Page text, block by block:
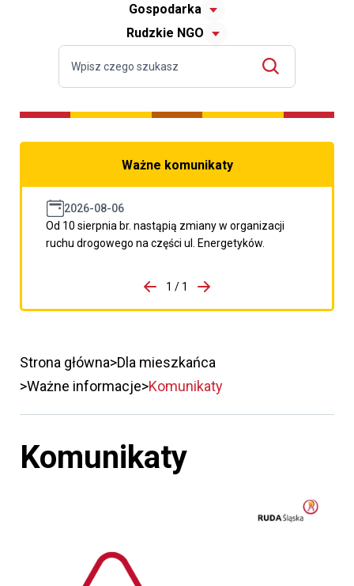
Gospodarka
Rudzkie NGO
Ważne komunikaty
2026-08-06
Od 10 sierpnia br. nastąpią zmiany w organizacji
ruchu drogowego na części ul. Energetyków.
porzpedniego komunikatu
1 / 1
Przejdź do następnego
Strona główna Dla mieszkańca
Ważne informacje Komunikaty
Komunikaty